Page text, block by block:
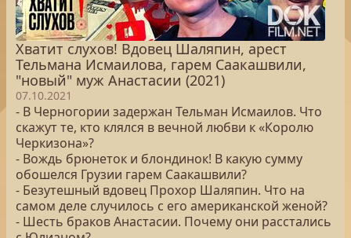
Хватит слухов! Вдовец Шаляпин, арест
Тельмана Исмаилова, гарем Саакашвили,
"новый" муж Анастасии (2021)
07.10.2021
- В Черногории задержан Тельман Исмаилов. Что
скажут те, кто клялся в вечной любви к «Королю
Черкизона»?
- Вождь брюнеток и блондинок! В какую сумму
обошелся Грузии гарем Саакашвили?
- Безутешный вдовец Прохор Шаляпин. Что на
самом деле случилось с его американской женой?
- Шесть браков Анастасии. Почему они расстались